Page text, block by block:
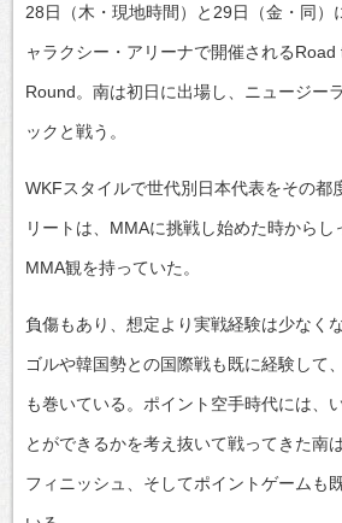
28日（木・現地時間）と29日（金・同）
ャラクシー・アリーナで開催される
Round。南は初日に出場し、ニュージー
ックと戦う。
WKFスタイルで世代別日本代表をその都
リートは、MMAに挑戦し始めた時から
MMA観を持っていた。
負傷もあり、想定より実戦経験は少なく
ゴルや韓国勢との国際戦も既に経験して
も巻いている。ポイント空手時代には、
とができるかを考え抜いて戦ってきた南
フィニッシュ、そしてポイントゲームも